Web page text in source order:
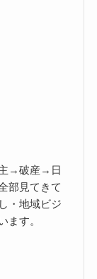
→破産→日
部見てきて
・地域ビジ
ます。